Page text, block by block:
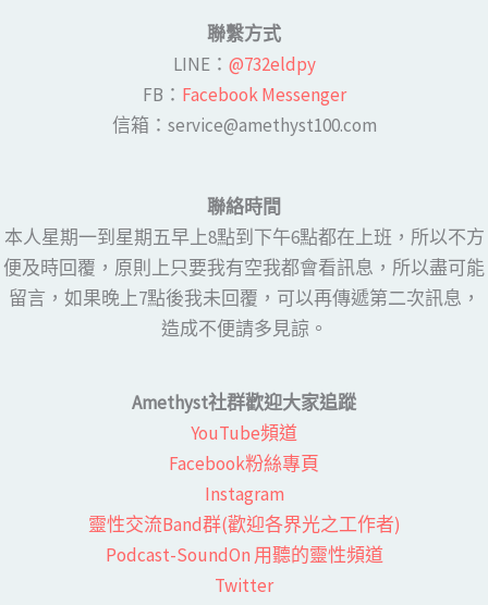
聯繫方式
LINE​： @732eldpy
FB：​ Facebook Messenger
​​信箱：service@amethyst100.com
聯絡時間
本人星期一到星期五早上8點到下午6點都在上班，所以不方
便及時回覆，原則上只要我有空我都會看訊息，所以盡可能
留言，如果晚上7點後我未回覆，可以再傳遞第二次訊息，
造成不便請多見諒。
Amethyst社群歡迎大家追蹤
YouTube頻道
Facebook粉絲專頁​
Instagram
靈性交流Band群(歡迎各界光之工作者)​
Podcast-SoundOn 用聽的靈性頻道
​Twitter